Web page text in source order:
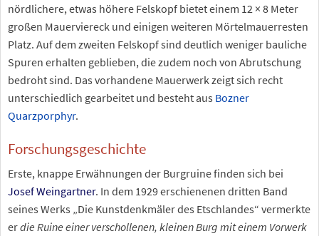
nördlichere, etwas höhere Felskopf bietet einem 12 × 8 Meter
großen Mauerviereck und einigen weiteren Mörtelmauerresten
Platz. Auf dem zweiten Felskopf sind deutlich weniger bauliche
Spuren erhalten geblieben, die zudem noch von Abrutschung
bedroht sind. Das vorhandene Mauerwerk zeigt sich recht
unterschiedlich gearbeitet und besteht aus Bozner
Quarzporphyr.
Forschungsgeschichte
Erste, knappe Erwähnungen der Burgruine finden sich bei
Josef Weingartner. In dem 1929 erschienenen dritten Band
seines Werks „Die Kunstdenkmäler des Etschlandes“ vermerkte
erdie Ruine einer verschollenen, kleinen Burg mit einem Vorwerk